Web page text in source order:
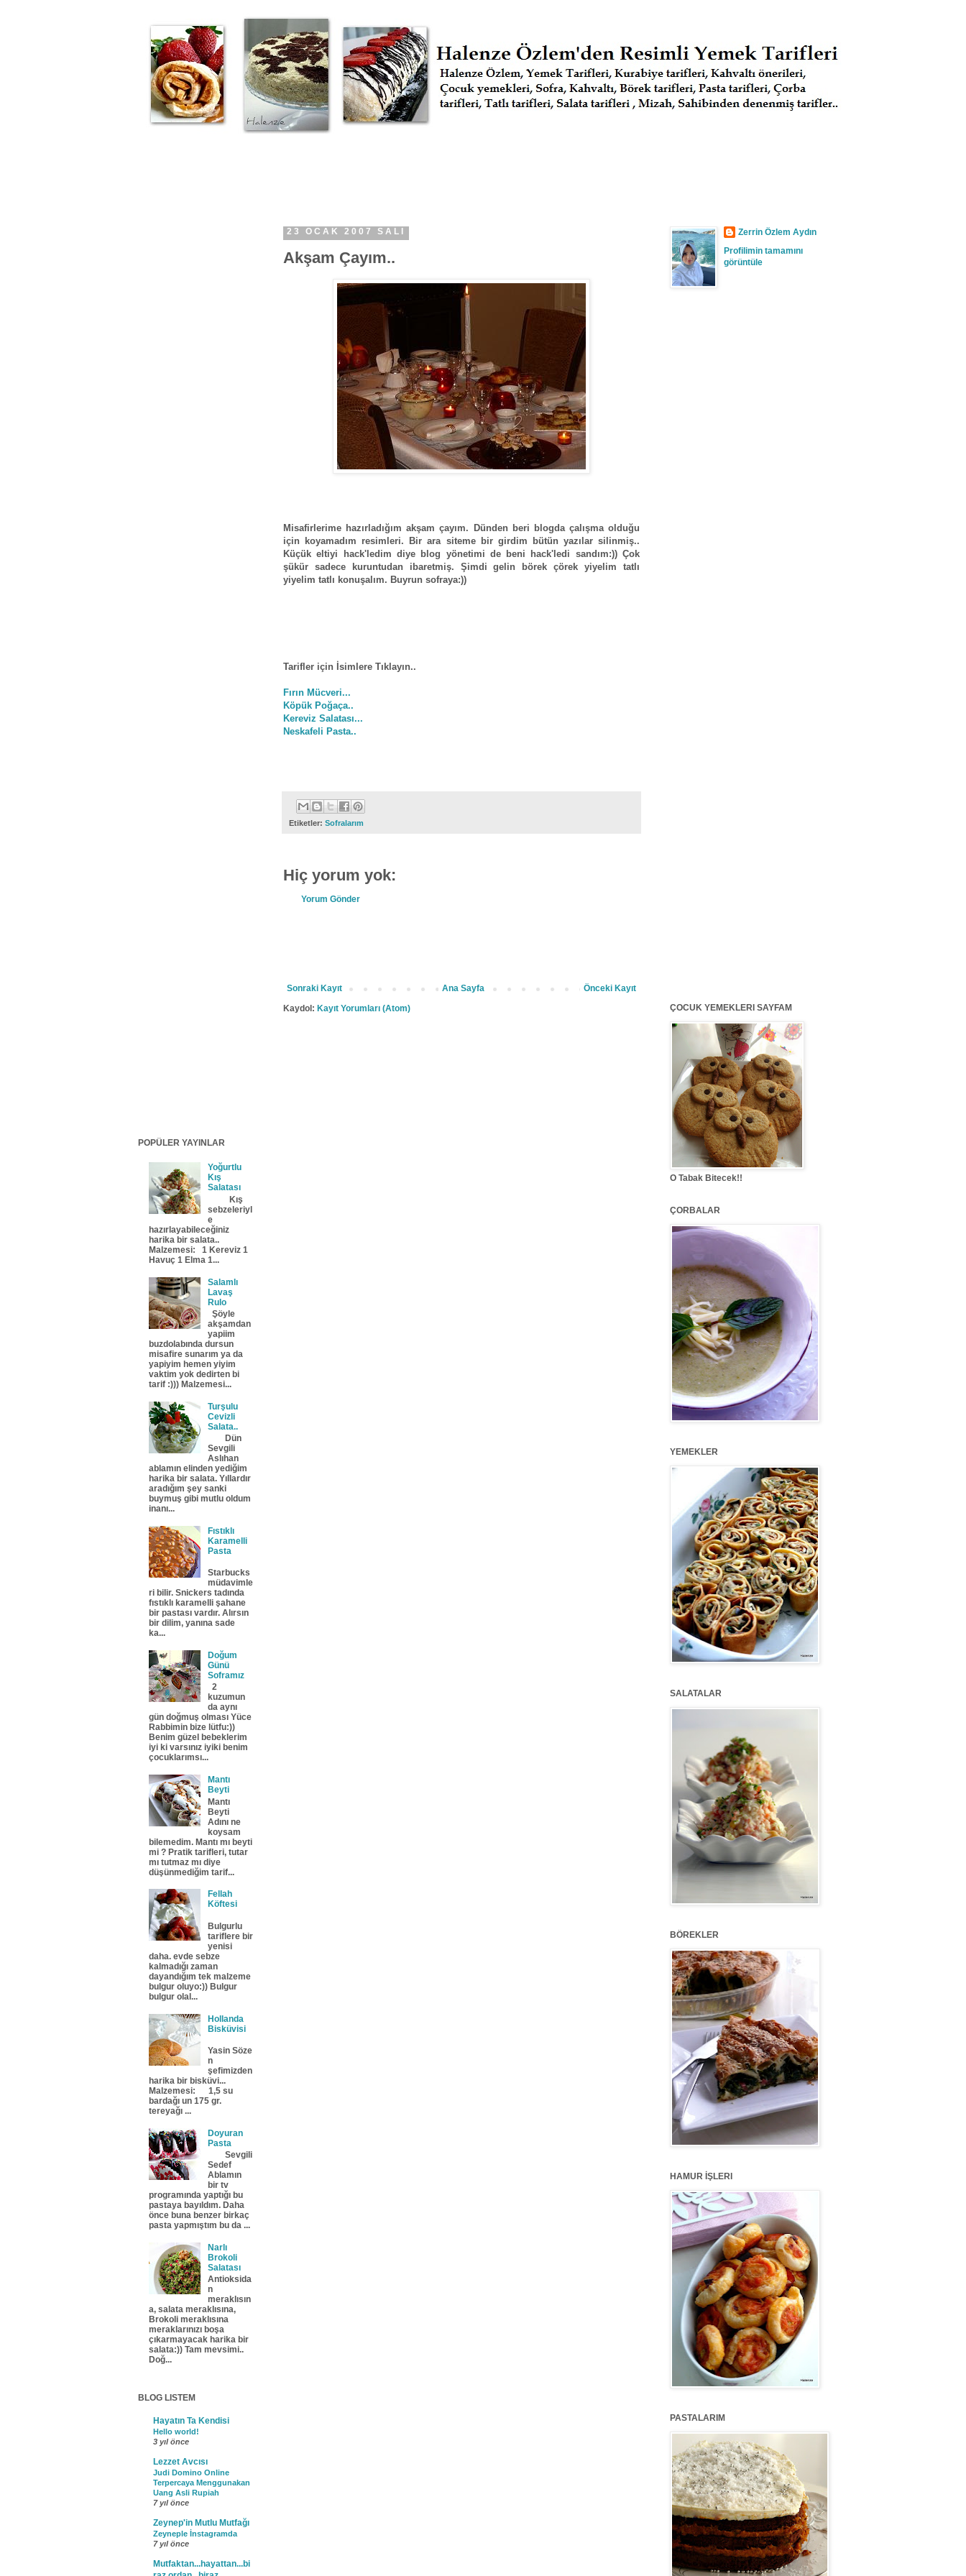
23 OCAK 2007 SALI
Akşam Çayım..
Misafirlerime hazırladığım akşam çayım. Dünden beri blogda çalışma olduğu
için koyamadım resimleri. Bir ara siteme bir girdim bütün yazılar silinmiş..
Küçük eltiyi hack'ledim diye blog yönetimi de beni hack'ledi sandım:)) Çok
şükür sadece kuruntudan ibaretmiş. Şimdi gelin börek çörek yiyelim tatlı
yiyelim tatlı konuşalım. Buyrun sofraya:))
Tarifler için İsimlere Tıklayın..
Fırın Mücveri...
Köpük Poğaça..
Kereviz Salatası...
Neskafeli Pasta..
Etiketler: Sofralarım
Hiç yorum yok:
Yorum Gönder
Sonraki Kayıt Önceki Kayıt
Ana Sayfa
Kaydol: Kayıt Yorumları (Atom)
POPÜLER YAYINLAR
Yoğurtlu
Kış
Salatası
Kış
sebzeleriyl
e
hazırlayabileceğiniz
harika bir salata..
Malzemesi: 1 Kereviz 1
Havuç 1 Elma 1...
Salamlı
Lavaş
Rulo
Şöyle
akşamdan
yapiim
buzdolabında dursun
misafire sunarım ya da
yapiyim hemen yiyim
vaktim yok dedirten bi
tarif :))) Malzemesi...
Turşulu
Cevizli
Salata..
Dün
Sevgili
Aslıhan
ablamın elinden yediğim
harika bir salata. Yıllardır
aradığım şey sanki
buymuş gibi mutlu oldum
inanı...
Fıstıklı
Karamelli
Pasta
Starbucks
müdavimle
ri bilir. Snickers tadında
fıstıklı karamelli şahane
bir pastası vardır. Alırsın
bir dilim, yanına sade
ka...
Doğum
Günü
Soframız
2
kuzumun
da aynı
gün doğmuş olması Yüce
Rabbimin bize lütfu:))
Benim güzel bebeklerim
iyi ki varsınız iyiki benim
çocuklarımsı...
Mantı
Beyti
Mantı
Beyti
Adını ne
koysam
bilemedim. Mantı mı beyti
mi ? Pratik tarifleri, tutar
mı tutmaz mı diye
düşünmediğim tarif...
Fellah
Köftesi
Bulgurlu
tariflere bir
yenisi
daha. evde sebze
kalmadığı zaman
dayandığım tek malzeme
bulgur oluyo:)) Bulgur
bulgur olal...
Hollanda
Bisküvisi
Yasin Söze
n
şefimizden
harika bir bisküvi...
Malzemesi: 1,5 su
bardağı un 175 gr.
tereyağı ...
Doyuran
Pasta
Sevgili
Sedef
Ablamın
bir tv
programında yaptığı bu
pastaya bayıldım. Daha
önce buna benzer birkaç
pasta yapmıştım bu da ...
Narlı
Brokoli
Salatası
Antioksida
n
meraklısın
a, salata meraklısına,
Brokoli meraklısına
meraklarınızı boşa
çıkarmayacak harika bir
salata:)) Tam mevsimi..
Doğ...
BLOG LISTEM
Hayatın Ta Kendisi
Hello world!
3 yıl önce
Lezzet Avcısı
Judi Domino Online
Terpercaya Menggunakan
Uang Asli Rupiah
7 yıl önce
Zeynep'in Mutlu Mutfağı
Zeyneple İnstagramda
7 yıl önce
Mutfaktan...hayattan...bi
Zerrin Özlem Aydın
Profilimin tamamını
görüntüle
ÇOCUK YEMEKLERI SAYFAM
O Tabak Bitecek!!
ÇORBALAR
YEMEKLER
SALATALAR
BÖREKLER
HAMUR İŞLERI
PASTALARIM